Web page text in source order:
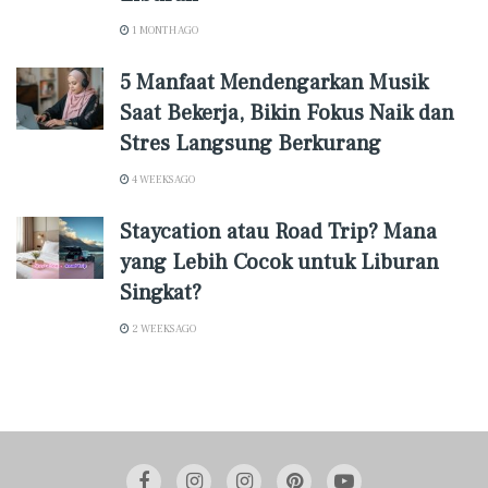
1 MONTH AGO
5 Manfaat Mendengarkan Musik
Saat Bekerja, Bikin Fokus Naik dan
Stres Langsung Berkurang
4 WEEKS AGO
Staycation atau Road Trip? Mana
yang Lebih Cocok untuk Liburan
Singkat?
2 WEEKS AGO